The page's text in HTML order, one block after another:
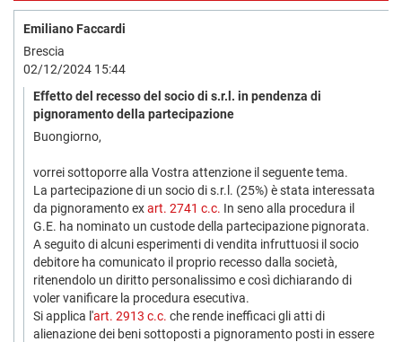
Emiliano Faccardi
Brescia
02/12/2024 15:44
Effetto del recesso del socio di s.r.l. in pendenza di
pignoramento della partecipazione
Buongiorno,
vorrei sottoporre alla Vostra attenzione il seguente tema.
La partecipazione di un socio di s.r.l. (25%) è stata interessata
da pignoramento exart. 2741 c.c. In seno alla procedura il
G.E. ha nominato un custode della partecipazione pignorata.
A seguito di alcuni esperimenti di vendita infruttuosi il socio
debitore ha comunicato il proprio recesso dalla società,
ritenendolo un diritto personalissimo e così dichiarando di
voler vanificare la procedura esecutiva.
Si applica l'art. 2913 c.c. che rende inefficaci gli atti di
alienazione dei beni sottoposti a pignoramento posti in essere